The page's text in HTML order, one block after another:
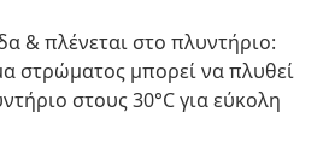
& πλένεται στο πλυντήριο:
στρώματος μπορεί να πλυθεί
στους 30°C για εύκολη